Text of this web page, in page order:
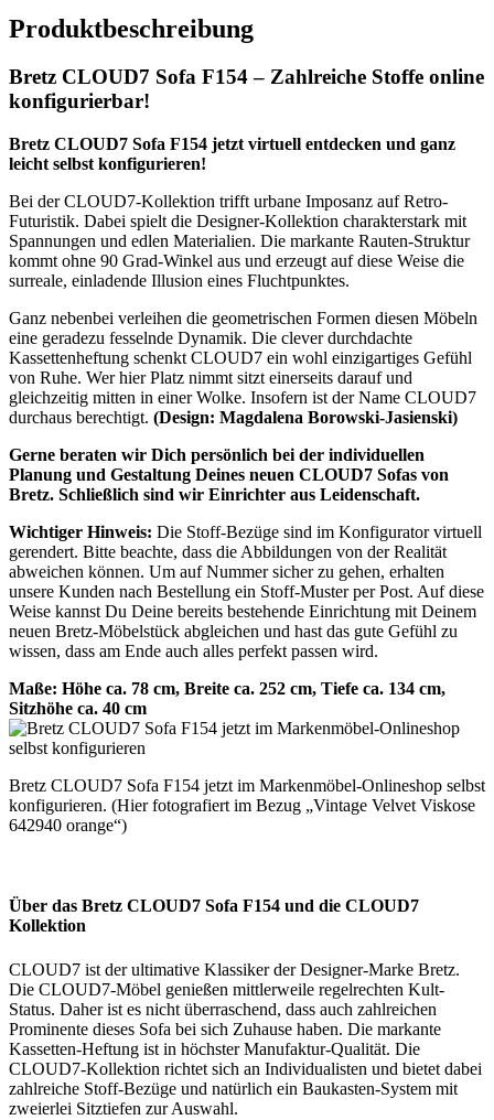
Produktbeschreibung
Bretz CLOUD7 Sofa F154 – Zahlreiche Stoffe online
konfigurierbar!
Bretz CLOUD7 Sofa F154 jetzt virtuell entdecken und ganz
leicht selbst konfigurieren!
Bei der CLOUD7-Kollektion trifft urbane Imposanz auf Retro-
Futuristik. Dabei spielt die Designer-Kollektion charakterstark mit
Spannungen und edlen Materialien. Die markante Rauten-Struktur
kommt ohne 90 Grad-Winkel aus und erzeugt auf diese Weise die
surreale, einladende Illusion eines Fluchtpunktes.
Ganz nebenbei verleihen die geometrischen Formen diesen Möbeln
eine geradezu fesselnde Dynamik. Die clever durchdachte
Kassettenheftung schenkt CLOUD7 ein wohl einzigartiges Gefühl
von Ruhe. Wer hier Platz nimmt sitzt einerseits darauf und
gleichzeitig mitten in einer Wolke. Insofern ist der Name CLOUD7
durchaus berechtigt. (Design: Magdalena Borowski-Jasienski)
Gerne beraten wir Dich persönlich bei der individuellen
Planung und Gestaltung Deines neuen CLOUD7 Sofas von
Bretz. Schließlich sind wir Einrichter aus Leidenschaft.
Wichtiger Hinweis: Die Stoff-Bezüge sind im Konfigurator virtuell
gerendert. Bitte beachte, dass die Abbildungen von der Realität
abweichen können. Um auf Nummer sicher zu gehen, erhalten
unsere Kunden nach Bestellung ein Stoff-Muster per Post. Auf diese
Weise kannst Du Deine bereits bestehende Einrichtung mit Deinem
neuen Bretz-Möbelstück abgleichen und hast das gute Gefühl zu
wissen, dass am Ende auch alles perfekt passen wird.
Maße: Höhe ca. 78 cm, Breite ca. 252 cm, Tiefe ca. 134 cm,
Sitzhöhe ca. 40 cm
Bretz CLOUD7 Sofa F154 jetzt im Markenmöbel-Onlineshop selbst
konfigurieren. (Hier fotografiert im Bezug „Vintage Velvet Viskose
642940 orange“)
Über das Bretz CLOUD7 Sofa F154 und die CLOUD7
Kollektion
CLOUD7 ist der ultimative Klassiker der Designer-Marke Bretz.
Die CLOUD7-Möbel genießen mittlerweile regelrechten Kult-
Status. Daher ist es nicht überraschend, dass auch zahlreichen
Prominente dieses Sofa bei sich Zuhause haben. Die markante
Kassetten-Heftung ist in höchster Manufaktur-Qualität. Die
CLOUD7-Kollektion richtet sich an Individualisten und bietet dabei
zahlreiche Stoff-Bezüge und natürlich ein Baukasten-System mit
zweierlei Sitztiefen zur Auswahl.